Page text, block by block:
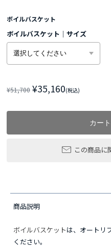
ボイルバスケット
ボイルバスケット｜サイズ
¥51,700 ¥35,160(税込)
この商品に
商品説明
ボイルバスケット は、オートリ
ください。